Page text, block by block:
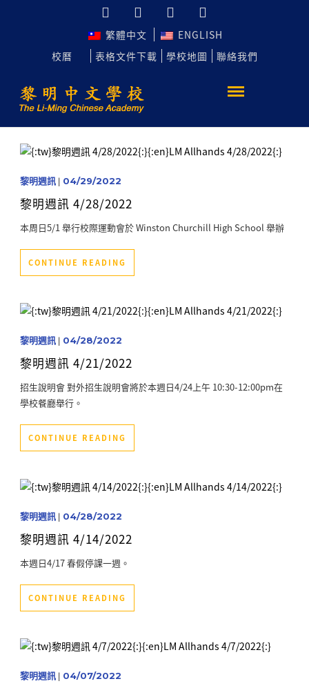
繁體中文
ENGLISH
校曆
表格文件下載 學校地圖 聯絡我們
黎明週訊| 04/29/2022
黎明週訊 4/28/2022
本周日5/1 舉行校際運動會於 Winston Churchill High School 舉辦
CONTINUE READING
黎明週訊| 04/28/2022
黎明週訊 4/21/2022
招生說明會 對外招生說明會將於本週日4/24上午 10:30-12:00pm在
學校餐廳舉行。
CONTINUE READING
黎明週訊| 04/28/2022
黎明週訊 4/14/2022
本週日4/17 春假停課一週。
CONTINUE READING
黎明週訊| 04/07/2022